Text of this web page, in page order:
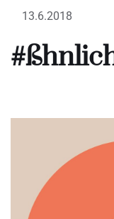
13.6.2018